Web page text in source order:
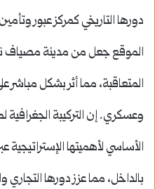
دورها التاريخي كمركز عبور
الموقع جعل من مدينة مصياف
المتعاقبة، مما أثر بشكل مباشر
وعسكري. إن التركيبة
الأساسي لأهميتها
بالداخل، مما عزز دورها